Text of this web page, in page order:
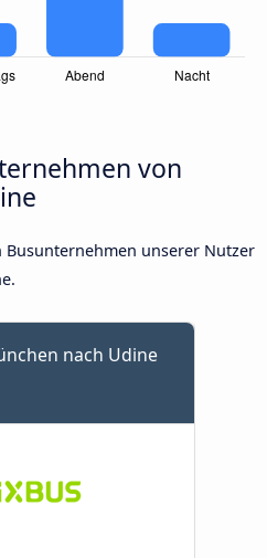
von
unserer Nutzer
nach Udine